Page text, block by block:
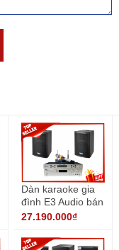
Dàn karaoke gia
đình E3 Audio bán
chạy
27.190.000₫